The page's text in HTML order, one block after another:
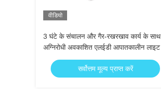
वीडियो
3 घंटे के संचालन और गैर-रखरखाव कार्य के साथ
अग्निरोधी अवकाशित एलईडी आपातकालीन लाइट
सर्वोत्तम मूल्य प्राप्त करें